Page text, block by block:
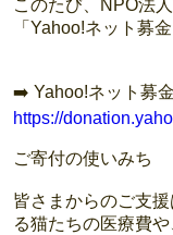
このたび、NPO法
「Yahoo!ネット募
➡️ Yahoo!ネット募
https://
ご寄付の使いみち
皆さまからのご支
る猫たちの医療費